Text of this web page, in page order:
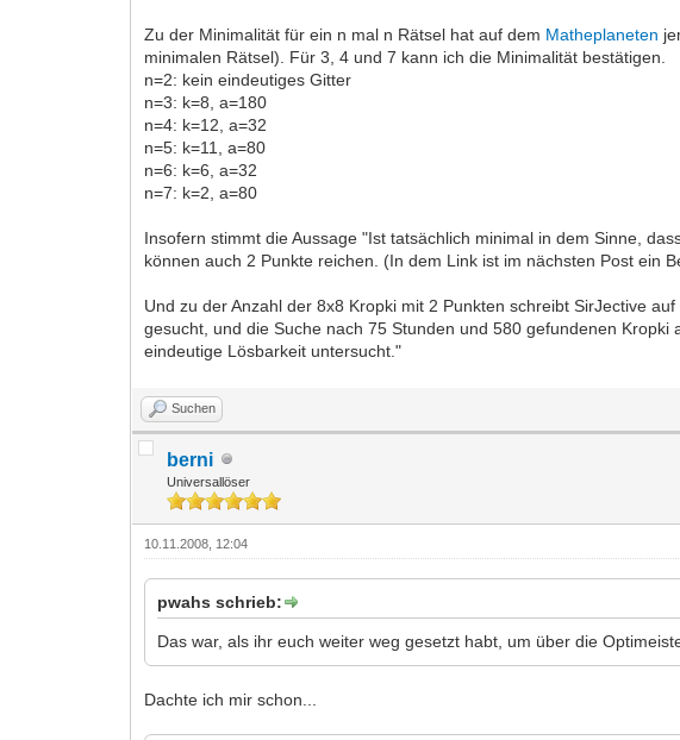
Zu der Minimalität für ein n mal n Rätsel hat auf dem Matheplaneten
minimalen Rätsel). Für 3, 4 und 7 kann ich die Minimalität bestätigen.
n=2: kein eindeutiges Gitter
n=3: k=8, a=180
n=4: k=12, a=32
n=5: k=11, a=80
n=6: k=6, a=32
n=7: k=2, a=80
Insofern stimmt die Aussage "Ist tatsächlich minimal in dem Sinne,
können auch 2 Punkte reichen. (In dem Link ist im nächsten Post ein
Und zu der Anzahl der 8x8 Kropki mit 2 Punkten schreibt SirJective
gesucht, und die Suche nach 75 Stunden und 580 gefundenen
eindeutige Lösbarkeit untersucht."
Suchen
berni
Universallöser
10.11.2008, 12:04
pwahs schrieb:
Das war, als ihr euch weiter weg gesetzt habt, um über die
Dachte ich mir schon...